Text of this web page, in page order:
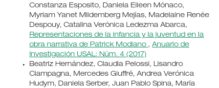
Constanza Esposito, Daniela Eileen Mónaco,
Myriam Yanet Mildemberg Mejías, Madelaine Renée
Despouy, Catalina Verónica Ledezma Abarca,
Representaciones de la infancia y la juventud en la
obra narrativa de Patrick Modiano , Anuario de
Investigación USAL: Núm. 4 (2017)
Beatriz Hernández, Claudia Pelossi, Lisandro
Ciampagna, Mercedes Giuffré, Andrea Verónica
Hudym, Daniela Serber, Juan Pablo Spina, María